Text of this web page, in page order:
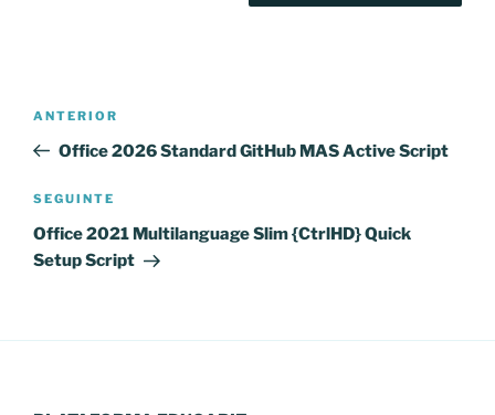
artigos
Conteúdo
anterior
ANTERIOR
Office 2026 Standard GitHub MAS Active Script
Conteúdo
seguinte
SEGUINTE
Office 2021 Multilanguage Slim {CtrlHD} Quick
Setup Script